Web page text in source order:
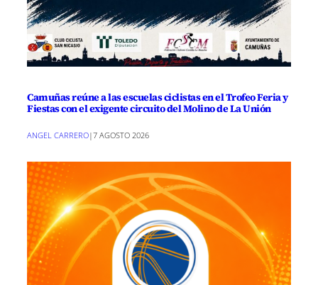
Camuñas reúne a las escuelas ciclistas en el Trofeo Feria y
Fiestas con el exigente circuito del Molino de La Unión
ANGEL CARRERO|7 AGOSTO 2026